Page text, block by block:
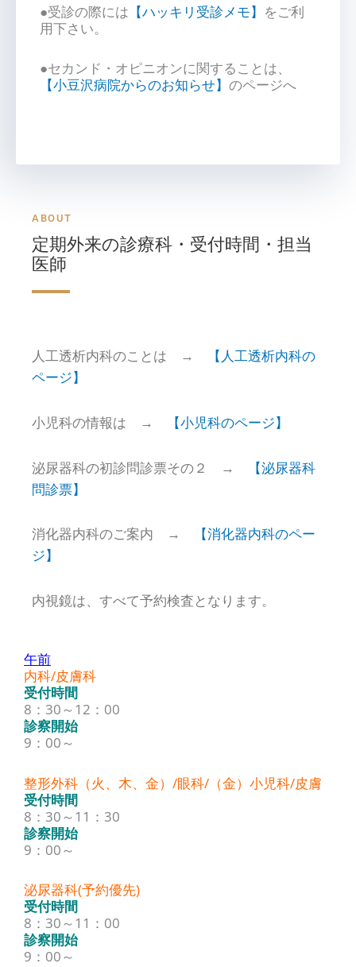
●受診の際には 【ハッキリ受診メモ】 をご利
用下さい。
●セカンド・オピニオンに関することは、
【小豆沢病院からのお知らせ】 のページへ
ABOUT
定期外来の診療科・受付時間・担当
医師
人工透析内科のことは →
【人工透析内科の
ページ】
小児科の情報は → 【小児科のページ】
泌尿器科の初診問診票その２ →
【泌尿器科
問診票】
消化器内科のご案内 →
【消化器内科のペー
ジ】
内視鏡は、すべて予約検査となります。
午前
内科/皮膚科
受付時間
8：30～12：00
診察開始
9：00～
整形外科（火、木、金）/眼科/（金）小児科/皮膚
受付時間
8：30～11：30
診察開始
9：00～
泌尿器科(予約優先)
受付時間
8：30～11：00
診察開始
9：00～